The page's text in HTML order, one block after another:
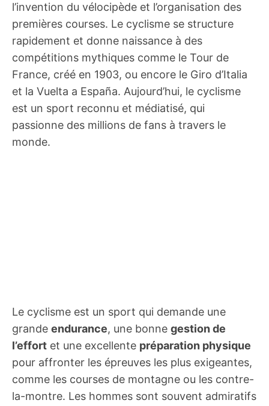
l’invention du vélocipède et l’organisation des
premières courses. Le cyclisme se structure
rapidement et donne naissance à des
compétitions mythiques comme le Tour de
France, créé en 1903, ou encore le Giro d’Italia
et la Vuelta a España. Aujourd’hui, le cyclisme
est un sport reconnu et médiatisé, qui
passionne des millions de fans à travers le
monde.
Le cyclisme est un sport qui demande une
grande endurance, une bonne gestion de
l’effort et une excellente préparation physique
pour affronter les épreuves les plus exigeantes,
comme les courses de montagne ou les contre-
la-montre. Les hommes sont souvent admiratifs